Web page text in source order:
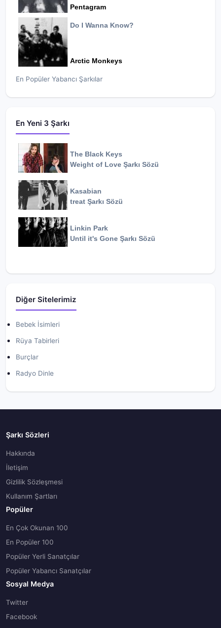
Pentagram
Do I Wanna Know?
Arctic Monkeys
En Popüler Yabancı Şarkılar
En Yeni 3 Şarkı
The Black Keys
Weight of Love Şarkı Sözü
Kasabian
treat Şarkı Sözü
Linkin Park
Until it's Gone Şarkı Sözü
Diğer Sitelerimiz
Bebek İsimleri
Rüya Tabirleri
Burçlar
Radyo Dinle
Şarkı Sözleri
Hakkında
İletişim
Gizlilik Sözleşmesi
Kullanım Şartları
Popüler
En Çok Okunan 100
En Popüler 100
Popüler Yerli Sanatçılar
Popüler Yabancı Sanatçılar
Sosyal Medya
Twitter
Facebook